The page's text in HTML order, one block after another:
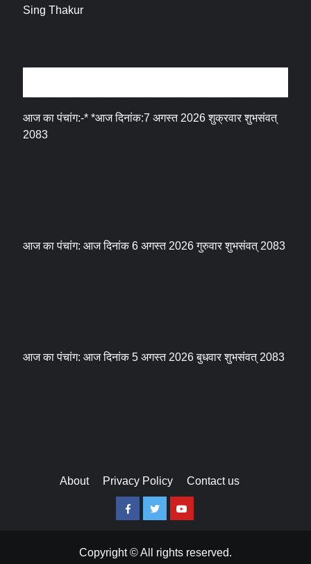
आज का पंचांग:-* *आज दिनांक:7 अगस्त 2026 शुक्रवार शुभसंवत्
2083
आज का पंचांग: आज दिनांक 6 अगस्त 2026 गुरुवार शुभसंवत् 2083
आज का पंचांग: आज दिनांक 5 अगस्त 2026 बुधवार शुभसंवत् 2083
About Privacy Policy Contact us
FacebookTwitterYoutube
Copyright © All rights reserved.